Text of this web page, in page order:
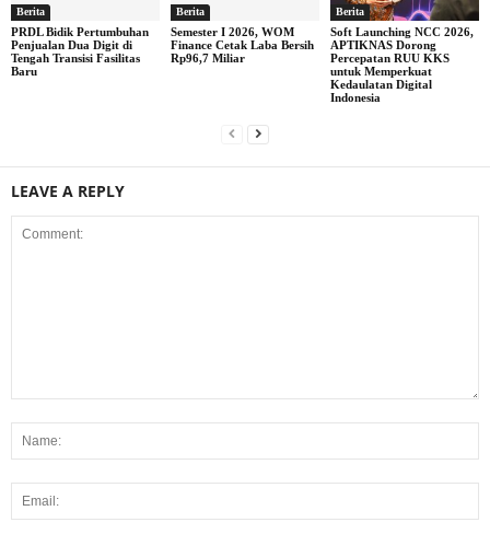
Berita
PRDL Bidik Pertumbuhan
Penjualan Dua Digit di
Tengah Transisi Fasilitas
Baru
Berita
Semester I 2026, WOM
Finance Cetak Laba Bersih
Rp96,7 Miliar
Berita
Soft Launching NCC 2026,
APTIKNAS Dorong
Percepatan RUU KKS
untuk Memperkuat
Kedaulatan Digital
Indonesia
LEAVE A REPLY